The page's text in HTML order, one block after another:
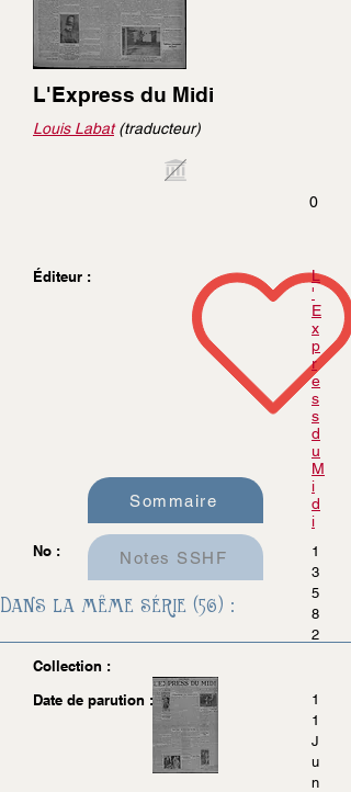
L'Express du Midi
Louis Labat(traducteur)
0
Éditeur :
L
'
E
x
p
r
e
s
s
d
u
M
i
d
i
No :
1
3
5
8
2
Collection :
Date de parution :
1
1
J
u
n
Sommaire
Notes SSHF
Dans la même série (56) :